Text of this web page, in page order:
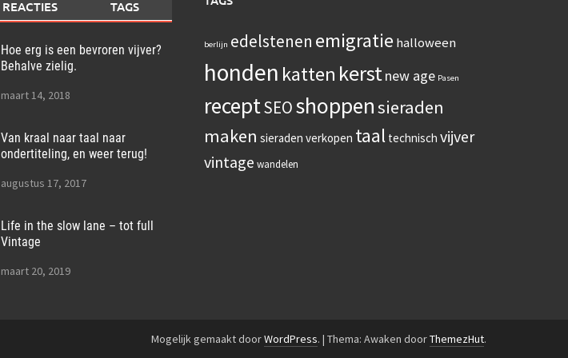
REACTIES TAGS
Hoe erg is een bevroren vijver?
Behalve zielig.
maart 14, 2018
Van kraal naar taal naar
ondertiteling, en weer terug!
augustus 17, 2017
Life in the slow lane – tot full
Vintage
maart 20, 2019
berlijn edelstenen emigratie halloween
honden katten kerstnew age Pasen
receptSEOshoppensieraden
maken sieraden verkopen taal technisch vijver
vintage wandelen
Mogelijk gemaakt doorWordPress. | Thema: Awaken doorThemezHut.